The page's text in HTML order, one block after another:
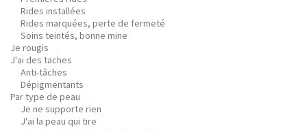
Rides installées
Rides marquées, perte de fermeté
Soins teintés, bonne mine
Je rougis
J'ai des taches
Anti-tâches
Dépigmentants
Par type de peau
Je ne supporte rien
J'ai la peau qui tire